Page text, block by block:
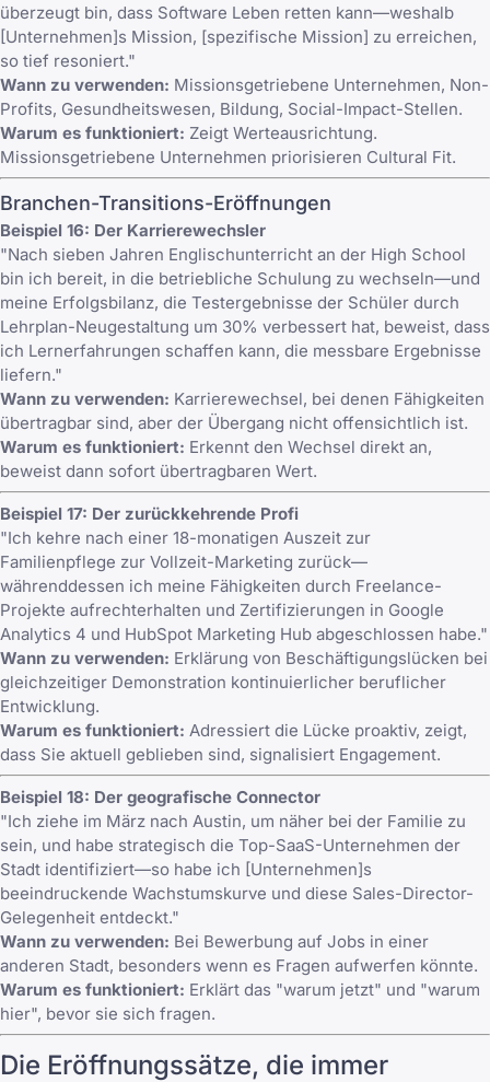
überzeugt bin, dass Software Leben retten kann—weshalb
[Unternehmen]s Mission, [spezifische Mission] zu erreichen,
so tief resoniert."
Wann zu verwenden: Missionsgetriebene Unternehmen, Non-
Profits, Gesundheitswesen, Bildung, Social-Impact-Stellen.
Warum es funktioniert: Zeigt Werteausrichtung.
Missionsgetriebene Unternehmen priorisieren Cultural Fit.
Branchen-Transitions-Eröffnungen
Beispiel 16: Der Karrierewechsler
"Nach sieben Jahren Englischunterricht an der High School
bin ich bereit, in die betriebliche Schulung zu wechseln—und
meine Erfolgsbilanz, die Testergebnisse der Schüler durch
Lehrplan-Neugestaltung um 30% verbessert hat, beweist, dass
ich Lernerfahrungen schaffen kann, die messbare Ergebnisse
liefern."
Wann zu verwenden: Karrierewechsel, bei denen Fähigkeiten
übertragbar sind, aber der Übergang nicht offensichtlich ist.
Warum es funktioniert: Erkennt den Wechsel direkt an,
beweist dann sofort übertragbaren Wert.
Beispiel 17: Der zurückkehrende Profi
"Ich kehre nach einer 18-monatigen Auszeit zur
Familienpflege zur Vollzeit-Marketing zurück—
währenddessen ich meine Fähigkeiten durch Freelance-
Projekte aufrechterhalten und Zertifizierungen in Google
Analytics 4 und HubSpot Marketing Hub abgeschlossen habe."
Wann zu verwenden: Erklärung von Beschäftigungslücken bei
gleichzeitiger Demonstration kontinuierlicher beruflicher
Entwicklung.
Warum es funktioniert: Adressiert die Lücke proaktiv, zeigt,
dass Sie aktuell geblieben sind, signalisiert Engagement.
Beispiel 18: Der geografische Connector
"Ich ziehe im März nach Austin, um näher bei der Familie zu
sein, und habe strategisch die Top-SaaS-Unternehmen der
Stadt identifiziert—so habe ich [Unternehmen]s
beeindruckende Wachstumskurve und diese Sales-Director-
Gelegenheit entdeckt."
Wann zu verwenden: Bei Bewerbung auf Jobs in einer
anderen Stadt, besonders wenn es Fragen aufwerfen könnte.
Warum es funktioniert: Erklärt das "warum jetzt" und "warum
hier", bevor sie sich fragen.
Die Eröffnungssätze, die immer